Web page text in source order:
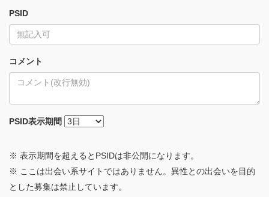
PSID
コメント
PSID表示期間
※ 表示期間を超えるとPSIDは非公開になります。
※ ここは出会い系サイトではありません。異性との出会いを目的
とした募集は禁止しています。